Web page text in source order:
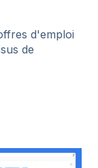
d'emploi
de